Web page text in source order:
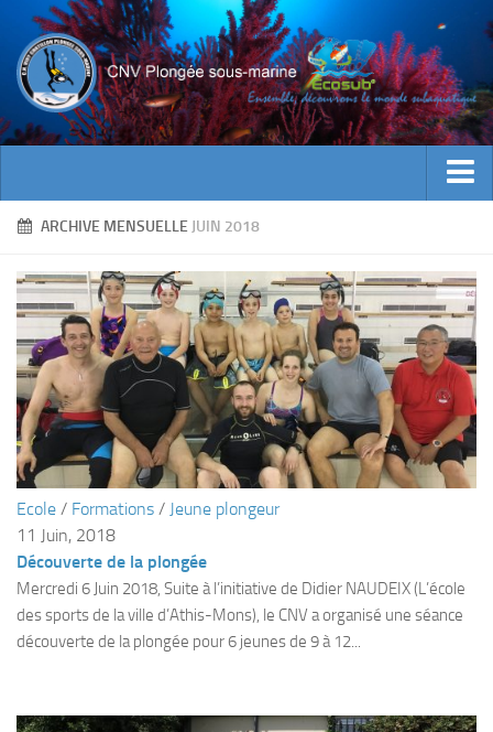
ACTUALITES
INFOS CNV
Bienvenue
Contacts
Documents utiles
Encadrement
Historique
ECOLE DE PLONGEE
Formations
Jeune plongeur
ARCHIVE MENSUELLE JUIN 2018
Ecole / Formations / Jeune plongeur
11 Juin, 2018
Découverte de la plongée
Mercredi 6 Juin 2018, Suite à l’initiative de Didier NAUDEIX (L’école
des sports de la ville d’Athis-Mons), le CNV a organisé une séance
découverte de la plongée pour 6 jeunes de 9 à 12...